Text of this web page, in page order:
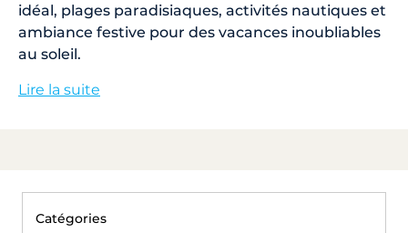
idéal, plages paradisiaques, activités nautiques et
ambiance festive pour des vacances inoubliables
au soleil.
Lire la suite